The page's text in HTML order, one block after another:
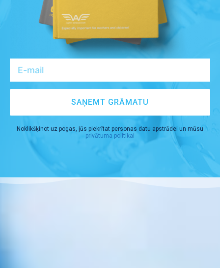
SAŅEMT GRĀMATU
Noklikšķinot uz pogas, jūs piekrītat personas datu apstrādei un mūsu
privātuma politikai